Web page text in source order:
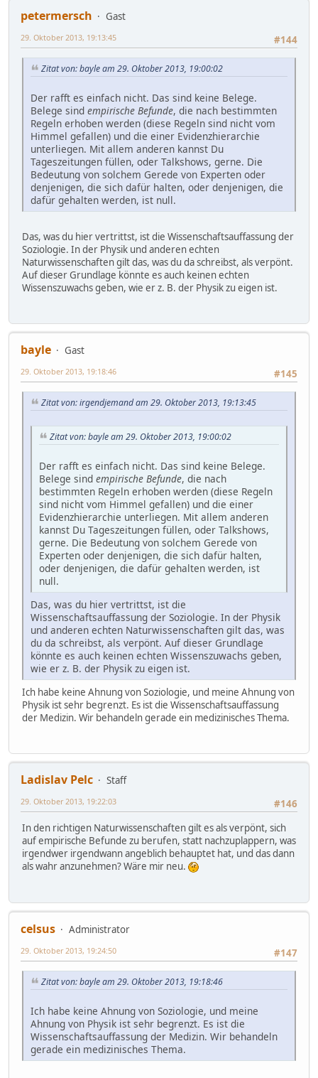
petermersch
Gast
#144
29. Oktober 2013, 19:13:45
Zitat von: bayle am 29. Oktober 2013, 19:00:02
Der rafft es einfach nicht. Das sind keine Belege.
Belege sind empirische Befunde, die nach bestimmten
Regeln erhoben werden (diese Regeln sind nicht vom
Himmel gefallen) und die einer Evidenzhierarchie
unterliegen. Mit allem anderen kannst Du
Tageszeitungen füllen, oder Talkshows, gerne. Die
Bedeutung von solchem Gerede von Experten oder
denjenigen, die sich dafür halten, oder denjenigen, die
dafür gehalten werden, ist null.
Das, was du hier vertrittst, ist die Wissenschaftsauffassung der
Soziologie. In der Physik und anderen echten
Naturwissenschaften gilt das, was du da schreibst, als verpönt.
Auf dieser Grundlage könnte es auch keinen echten
Wissenszuwachs geben, wie er z. B. der Physik zu eigen ist.
bayle
Gast
#145
29. Oktober 2013, 19:18:46
Zitat von: irgendjemand am 29. Oktober 2013, 19:13:45
Zitat von: bayle am 29. Oktober 2013, 19:00:02
Der rafft es einfach nicht. Das sind keine Belege.
Belege sind empirische Befunde, die nach
bestimmten Regeln erhoben werden (diese Regeln
sind nicht vom Himmel gefallen) und die einer
Evidenzhierarchie unterliegen. Mit allem anderen
kannst Du Tageszeitungen füllen, oder Talkshows,
gerne. Die Bedeutung von solchem Gerede von
Experten oder denjenigen, die sich dafür halten,
oder denjenigen, die dafür gehalten werden, ist
null.
Das, was du hier vertrittst, ist die
Wissenschaftsauffassung der Soziologie. In der Physik
und anderen echten Naturwissenschaften gilt das, was
du da schreibst, als verpönt. Auf dieser Grundlage
könnte es auch keinen echten Wissenszuwachs geben,
wie er z. B. der Physik zu eigen ist.
Ich habe keine Ahnung von Soziologie, und meine Ahnung von
Physik ist sehr begrenzt. Es ist die Wissenschaftsauffassung
der Medizin. Wir behandeln gerade ein medizinisches Thema.
Ladislav Pelc
Staff
#146
29. Oktober 2013, 19:22:03
In den richtigen Naturwissenschaften gilt es als verpönt, sich
auf empirische Befunde zu berufen, statt nachzuplappern, was
irgendwer irgendwann angeblich behauptet hat, und das dann
als wahr anzunehmen? Wäre mir neu.
celsus
Administrator
#147
29. Oktober 2013, 19:24:50
Zitat von: bayle am 29. Oktober 2013, 19:18:46
Ich habe keine Ahnung von Soziologie, und meine
Ahnung von Physik ist sehr begrenzt. Es ist die
Wissenschaftsauffassung der Medizin. Wir behandeln
gerade ein medizinisches Thema.